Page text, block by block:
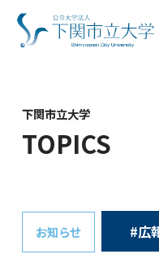
下関市立大学
TOPICS
お知らせ #広